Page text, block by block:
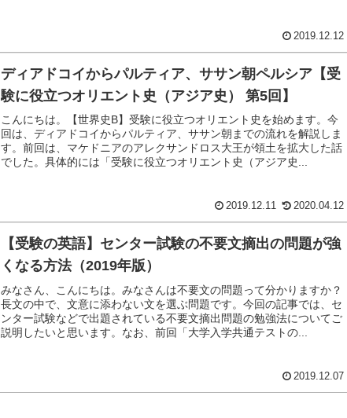
2019.12.12
ディアドコイからパルティア、ササン朝ペルシア【受
験に役立つオリエント史（アジア史） 第5回】
こんにちは。【世界史B】受験に役立つオリエント史を始めます。今
回は、ディアドコイからパルティア、ササン朝までの流れを解説しま
す。前回は、マケドニアのアレクサンドロス大王が領土を拡大した話
でした。具体的には「受験に役立つオリエント史（アジア史...
2019.12.11 2020.04.12
【受験の英語】センター試験の不要文摘出の問題が強
くなる方法（2019年版）
みなさん、こんにちは。みなさんは不要文の問題って分かりますか？
長文の中で、文意に添わない文を選ぶ問題です。今回の記事では、セ
ンター試験などで出題されている不要文摘出問題の勉強法についてご
説明したいと思います。なお、前回「大学入学共通テストの...
2019.12.07